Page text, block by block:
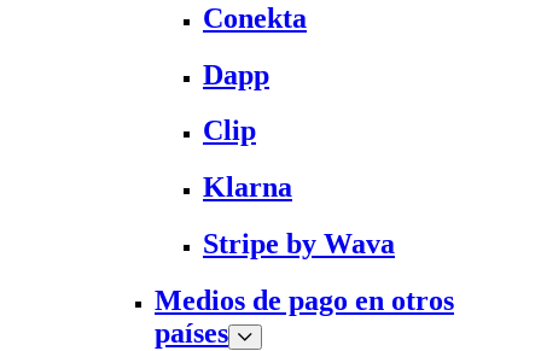
Conekta
Dapp
Clip
Klarna
Stripe by Wava
Medios de pago en otros
países